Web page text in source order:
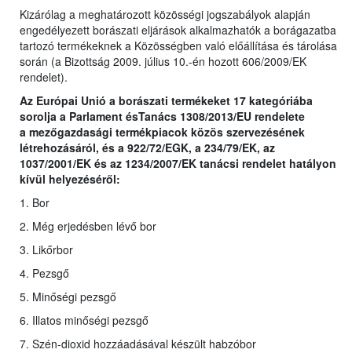
Kizárólag a meghatározott közösségi jogszabályok alapján
engedélyezett borászati eljárások alkalmazhatók a borágazatba
tartozó termékeknek a Közösségben való előállítása és tárolása
során (a Bizottság 2009. július 10.-én hozott 606/2009/EK
rendelet).
Az Európai Unió a borászati termékeket 17 kategóriába
sorolja a Parlament ésTanács 1308/2013/EU rendelete
a mezőgazdasági termékpiacok közös szervezésének
létrehozásáról, és a 922/72/EGK, a 234/79/EK, az
1037/2001/EK és az 1234/2007/EK tanácsi rendelet hatályon
kívül helyezéséről:
1. Bor
2. Még erjedésben lévő bor
3. Likőrbor
4. Pezsgő
5. Minőségi pezsgő
6. Illatos minőségi pezsgő
7. Szén-dioxid hozzáadásával készült habzóbor